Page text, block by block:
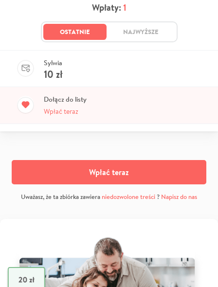
Wpłaty: 1
OSTATNIE NAJWYŻSZE
Sylwia
10 zł
Dołącz do listy
Wpłać teraz
Wpłać teraz
Uważasz, że ta zbiórka zawiera niedozwolone treści? Napisz do nas